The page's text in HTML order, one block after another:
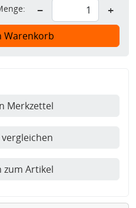
− +
Warenkorb
Merkzettel
zum Artikel